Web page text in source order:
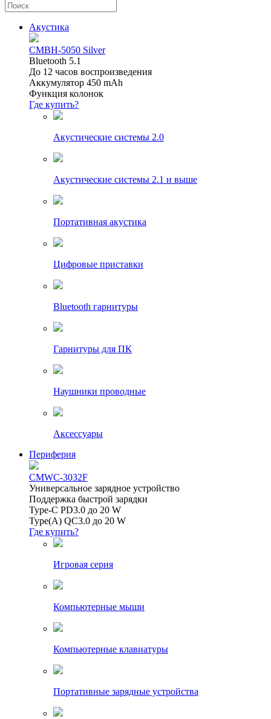
Акустика
CMBH-5050 Silver
Bluetooth 5.1
До 12 часов воспроизведения
Аккумулятор 450 mAh
Функция колонок
Где купить?
Акустические системы 2.0
Акустические системы 2.1 и выше
Портативная акустика
Цифровые приставки
Bluetooth гарнитуры
Гарнитуры для ПК
Наушники проводные
Аксессуары
Периферия
CMWC-3032F
Универсальное зарядное устройство
Поддержка быстрой зарядки
Type-C PD3.0 до 20 W
Type(A) QC3.0 до 20 W
Где купить?
Игровая серия
Компьютерные мыши
Компьютерные клавиатуры
Портативные зарядные устройства